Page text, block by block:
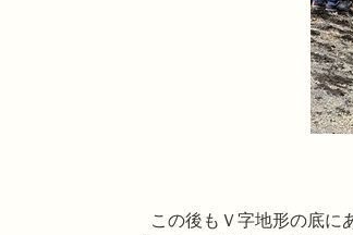
富士山の砂地
この後もＶ字地形の底に